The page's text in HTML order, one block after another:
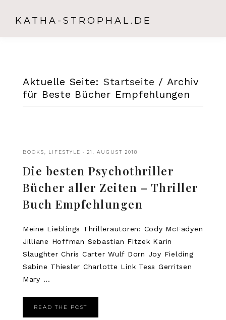
KATHA-STROPHAL.DE
Aktuelle Seite: Startseite / Archiv
für Beste Bücher Empfehlungen
BOOKS LIFESTYLE · 21. AUGUST 2018
Die besten Psychothriller
Bücher aller Zeiten – Thriller
Buch Empfehlungen
Meine Lieblings Thrillerautoren: Cody McFadyen
Jilliane Hoffman Sebastian Fitzek Karin
Slaughter Chris Carter Wulf Dorn Joy Fielding
Sabine Thiesler Charlotte Link Tess Gerritsen
Mary ...
READ THE POST